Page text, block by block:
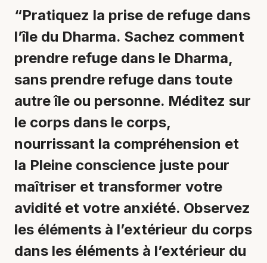
“Pratiquez la prise de refuge dans
l’île du Dharma. Sachez comment
prendre refuge dans le Dharma,
sans prendre refuge dans toute
autre île ou personne. Méditez sur
le corps dans le corps,
nourrissant la compréhension et
la Pleine conscience juste pour
maîtriser et transformer votre
avidité et votre anxiété. Observez
les éléments à l’extérieur du corps
dans les éléments à l’extérieur du